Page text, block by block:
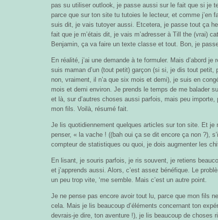
pas su utiliser outlook, je passe aussi sur le fait que si je
parce que sur ton site tu tutoies le lecteur, et comme j’en
suis dit, je vais tutoyer aussi. Etcetera, je passe tout ça
fait que je m’étais dit, je vais m’adresser à Till the (vrai)
Benjamin, ça va faire un texte classe et tout. Bon, je
En réalité, j’ai une demande à te formuler. Mais d’abord
suis maman d’un (tout petit) garçon (si si, je dis tout petit,
non, vraiment, il n’a que six mois et demi), je suis en
mois et demi environ. Je prends le temps de me balader
et là, sur d’autres choses aussi parfois, mais peu
mon fils. Voilà, résumé fait.
Je lis quotidiennement quelques articles sur ton site. Et je
penser, « la vache ! ((bah oui ça se dit encore ça non ?),
compteur de statistiques ou quoi, je dois augmenter les
En lisant, je souris parfois, je ris souvent, je retiens
et j’apprends aussi. Alors, c’est assez bénéfique. Le
un peu trop vite, ‘me semble. Mais c’est un autre point.
Je ne pense pas encore avoir tout lu, parce que mon fils
cela. Mais je lis beaucoup d’éléments concernant ton
devrais-je dire, ton aventure !), je lis beaucoup de choses